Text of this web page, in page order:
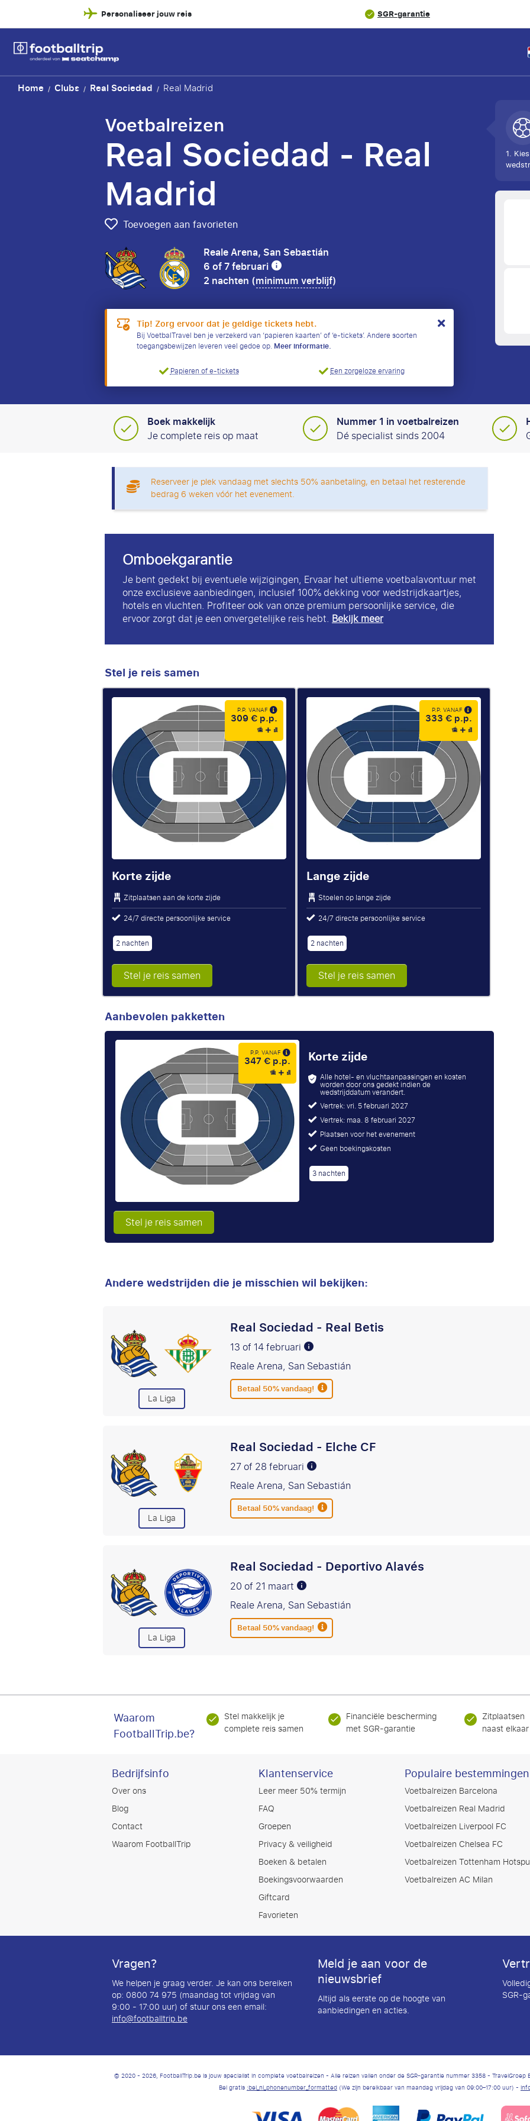
Personaliseer jouw reis SGR-garantie
Home / Clubs / Real Sociedad / Real Madrid
Voetbalreizen
Real Sociedad - Real
Madrid
Toevoegen aan favorieten
Reale Arena, San Sebastián
6 of 7 februari
2 nachten (minimum verblijf)
Tip! Zorg ervoor dat je geldige tickets hebt.
Bij VoetbalTravel ben je verzekerd van ‘papieren kaarten’ of ‘e-tickets’. Andere soorten
toegangsbewijzen leveren veel gedoe op.Meer informatie.
Papieren of e-tickets
Een zorgeloze ervaring
1.
Boek makkelijk
Je complete reis op maat
Nummer 1 in voetbalreizen
Dé specialist sinds 2004
Reserveer je plek vandaag met slechts 50% aanbetaling, en betaal het resterende
bedrag 6 weken vóór het evenement.
Omboekgarantie
Je bent gedekt bij eventuele wijzigingen, Ervaar het ultieme voetbalavontuur met
onze exclusieve aanbiedingen, inclusief 100% dekking voor wedstrijdkaartjes,
hotels en vluchten. Profiteer ook van onze premium persoonlijke service, die
ervoor zorgt dat je een onvergetelijke reis hebt. Bekijk meer
Stel je reis samen
P.P. VANAF
309 € p.p.
Korte zijde
Zitplaatsen aan de korte zijde
24/7 directe persoonlijke service
2 nachten
Stel je reis samen
P.P. VANAF
333 € p.p.
Lange zijde
Stoelen op lange zijde
24/7 directe persoonlijke service
2 nachten
Stel je reis samen
Aanbevolen pakketten
P.P. VANAF
347 € p.p. Korte zijde
Alle hotel- en vluchtaanpassingen en kosten
worden door ons gedekt indien de
wedstrijddatum verandert.
Vertrek: vri. 5 februari 2027
Vertrek: maa. 8 februari 2027
Plaatsen voor het evenement
Geen boekingskosten
3 nachten
Stel je reis samen
Andere wedstrijden die je misschien wil bekijken:
La Liga
Real Sociedad - Real Betis
13 of 14 februari
Reale Arena, San Sebastián
Betaal 50% vandaag!
La Liga
Real Sociedad - Elche CF
27 of 28 februari
Reale Arena, San Sebastián
Betaal 50% vandaag!
La Liga
Real Sociedad - Deportivo Alavés
20 of 21 maart
Reale Arena, San Sebastián
Betaal 50% vandaag!
Waarom
FootballTrip.be?
Stel makkelijk je
complete reis samen
Financiële bescherming
met SGR-garantie
Zitplaatsen
naast elkaar
Bedrijfsinfo
Over ons
Blog
Contact
Waarom FootballTrip
Klantenservice
Leer meer 50% termijn
FAQ
Groepen
Privacy & veiligheid
Boeken & betalen
Boekingsvoorwaarden
Giftcard
Favorieten
Populaire bestemmingen
Voetbalreizen Barcelona
Voetbalreizen Real Madrid
Voetbalreizen Liverpool FC
Voetbalreizen Chelsea FC
Voetbalreizen Tottenham
Voetbalreizen AC Milan
Vragen?
We helpen je graag verder. Je kan ons bereiken
op: 0800 74 975 (maandag tot vrijdag van
9:00 - 17:00 uur) of stuur ons een email:
info@footballtrip.be
Meld je aan voor de
nieuwsbrief
Altijd als eerste op de hoogte van
aanbiedingen en acties.
SGR-
© 2020 - 2026, FootballTrip.be is jouw specialist in complete voetbalreizen - Alle reizen vallen onder de SGR-garantie nummer 3358 - TravelGroep
Bel gratis:bel_nl_phonenumber_formatted (We zijn bereikbaar van maandag vrijdag van 09:00–17:00 uur) -